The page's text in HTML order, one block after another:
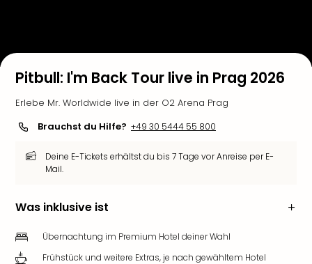
Pitbull: I'm Back Tour live in Prag 2026
Erlebe Mr. Worldwide live in der O2 Arena Prag
Brauchst du Hilfe? +49 30 5444 55 800
Deine E-Tickets erhältst du bis 7 Tage vor Anreise per E-
Mail.
Was inklusive ist
Übernachtung im Premium Hotel deiner Wahl
Frühstück und weitere Extras, je nach gewähltem Hotel